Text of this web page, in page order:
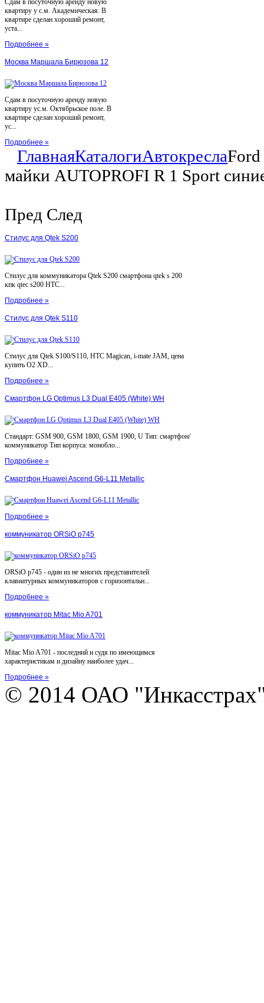
Сдам в посуточную аренду новую
квартиру у с.м. Академическая. В
квартире сделан хороший ремонт,
уста...
Подробнее »
Москва Маршала Бирюзова 12
Сдам в посуточную аренду новую
квартиру ус.м. Октябрьское поле. В
квартире сделан хороший ремонт,
ус...
Подробнее »
ГлавнаяКаталогиАвтокресла
майки AUTOPROFI R 1 Sport
Пред След
Стилус для Qtek S200
Стилус для коммуникатора Qtek S200 смартфона qtek s 200
кпк qtec s200 HTC...
Подробнее »
Стилус для Qtek S110
Стилус для Qtek S100/S110, HTC Magican, i-mate JAM, цена
купить O2 XD...
Подробнее »
Смартфон LG Optimus L3 Dual E405 (White) WH
Стандарт: GSM 900, GSM 1800, GSM 1900, U Тип: смартфон/
коммуникатор Тип корпуса: монобло...
Подробнее »
Смартфон Huawei Ascend G6-L11 Metallic
Подробнее »
коммуникатор ORSiO p745
ORSiO p745 - один из не многих представителей
клавиатурных коммуникаторов с горизонтальн...
Подробнее »
коммуникатор Mitac Mio A701
Mitac Mio A701 - последний и судя по имеющимся
характеристикам и дизайну наиболее удач...
Подробнее »
© 2014 ОАО